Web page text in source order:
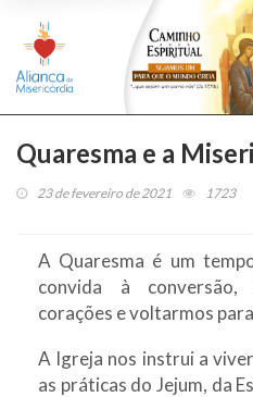
Quaresma e a
23 de fevereiro de 2021 1723
A Quaresma é um
convida à
corações e voltarmos
A Igreja nos instrui a
as práticas do Jejum, da